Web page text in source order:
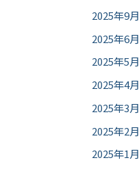
2025年9月
2025年6月
2025年5月
2025年4月
2025年3月
2025年2月
2025年1月